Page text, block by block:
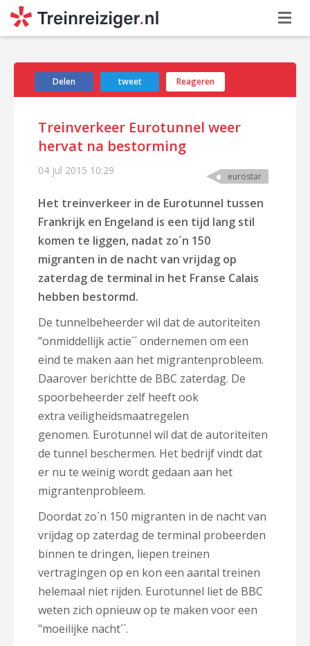
Delen tweet Reageren
Treinverkeer Eurotunnel weer
hervat na bestorming
04 jul 2015 10:29 eurostar
Het treinverkeer in de Eurotunnel tussen
Frankrijk en Engeland is een tijd lang stil
komen te liggen, nadat zo´n 150
migranten in de nacht van vrijdag op
zaterdag de terminal in het Franse Calais
hebben bestormd.
De tunnelbeheerder wil dat de autoriteiten
"onmiddellijk actie´´ ondernemen om een
eind te maken aan het migrantenprobleem.
Daarover berichtte de BBC zaterdag. De
spoorbeheerder zelf heeft ook
extra veiligheidsmaatregelen
genomen. Eurotunnel wil dat de autoriteiten
de tunnel beschermen. Het bedrijf vindt dat
er nu te weinig wordt gedaan aan het
migrantenprobleem.
Doordat zo´n 150 migranten in de nacht van
vrijdag op zaterdag de terminal probeerden
binnen te dringen, liepen treinen
vertragingen op en kon een aantal treinen
helemaal niet rijden. Eurotunnel liet de BBC
weten zich opnieuw op te maken voor een
"moeilijke nacht´´.